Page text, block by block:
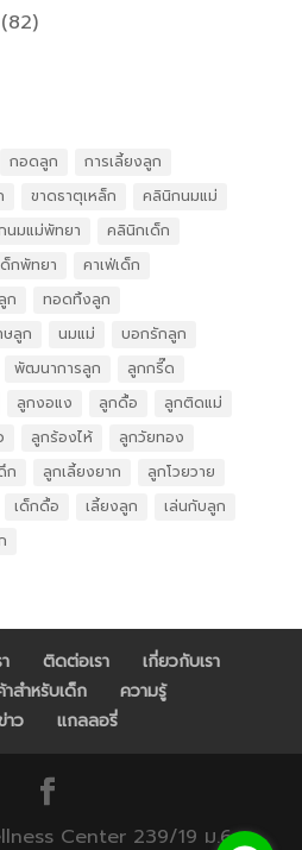
(82)
กอดลูก
การเลี้ยงลูก
ขาดธาตุเหล็ก
คลินิกนมแม่
นมแม่พัทยา
คลินิกเด็ก
กพัทยา
คาเฟ่เด็ก
ก
ทอดทิ้งลูก
ษลูก นมแม่
บอกรักลูก
พัฒนาการลูก
ลูกกรี๊ด
ลูกงอแง ลูกดื้อ
ลูกติดแม่
ลูกร้องไห้
ลูกวัยทอง
ก ลูกเลี้ยงยาก
ลูกโวยวาย
เด็กดื้อ เลี้ยงลูก
เล่นกับลูก
ติดต่อเรา
เกี่ยวกับเรา
สำหรับเด็ก
ความรู้
าว
แกลลอรี่
Center 239/19 ม.6